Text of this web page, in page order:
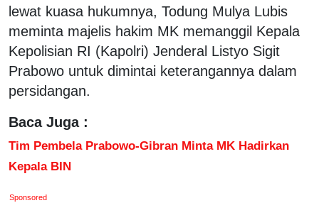
lewat kuasa hukumnya, Todung Mulya Lubis
meminta majelis hakim MK memanggil Kepala
Kepolisian RI (Kapolri) Jenderal Listyo Sigit
Prabowo untuk dimintai keterangannya dalam
persidangan.
Baca Juga :
Tim Pembela Prabowo-Gibran Minta MK Hadirkan
Kepala BIN
Sponsored